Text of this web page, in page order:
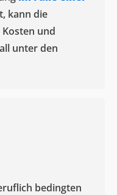
kann die
und
unter den
bedingten